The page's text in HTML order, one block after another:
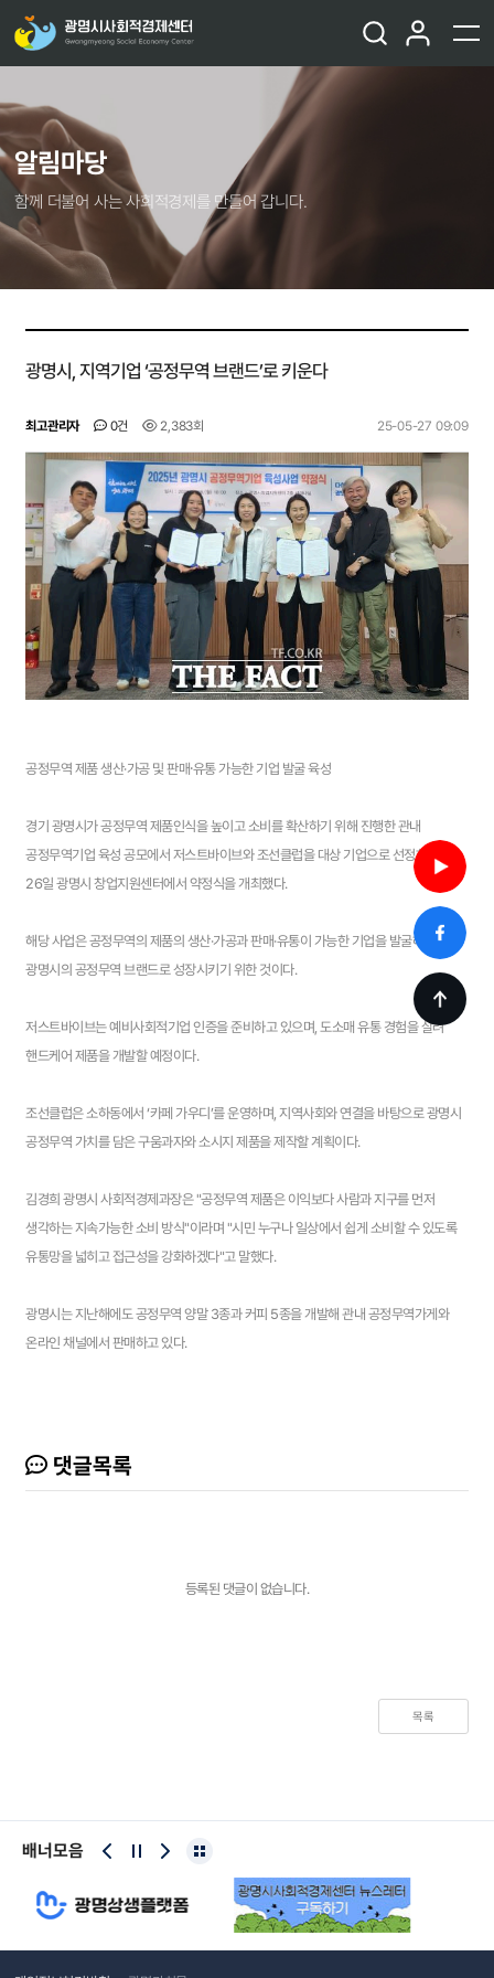
알림마당
함께 더불어 사는 사회적경제를 만들어 갑니다.
광명시, 지역기업 ‘공정무역 브랜드’로 키운다
최고관리자 0건 2,383회 25-05-27 09:09
공정무역 제품 생산·가공 및 판매⸱유통 가능한 기업 발굴 육성
경기 광명시가 공정무역 제품인식을 높이고 소비를 확산하기 위해 진행한 관내
공정무역기업 육성 공모에서 저스트바이브와 조선클럽을 대상 기업으로 선정하고,
26일 광명시 창업지원센터에서 약정식을 개최했다.
해당 사업은 공정무역의 제품의 생산·가공과 판매·유통이 가능한 기업을 발굴해
광명시의 공정무역 브랜드로 성장시키기 위한 것이다.
저스트바이브는 예비사회적기업 인증을 준비하고 있으며, 도소매 유통 경험을 살려
핸드케어 제품을 개발할 예정이다.
조선클럽은 소하동에서 ‘카페 가우디’를 운영하며, 지역사회와 연결을 바탕으로 광명시
공정무역 가치를 담은 구움과자와 소시지 제품을 제작할 계획이다.
김경희 광명시 사회적경제과장은 "공정무역 제품은 이익보다 사람과 지구를 먼저
생각하는 지속가능한 소비 방식"이라며 "시민 누구나 일상에서 쉽게 소비할 수 있도록
유통망을 넓히고 접근성을 강화하겠다"고 말했다.
광명시는 지난해에도 공정무역 양말 3종과 커피 5종을 개발해 관내 공정무역가게와
온라인 채널에서 판매하고 있다.
댓글목록
등록된 댓글이 없습니다.
목록
배너모음